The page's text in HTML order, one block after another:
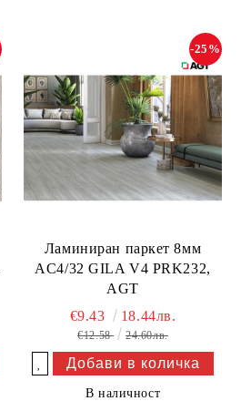
Ламиниран паркет 8мм
AC4/32 GILA V4 PRK232,
AGT
-25%
€9.43 18.44лв.
€12.58 24.60лв.
В наличност